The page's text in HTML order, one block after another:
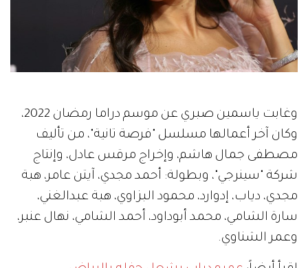
وغابت ياسمين صبري عن موسم دراما رمضان 2022،
وكان آخر أعمالها مسلسل "فرصة تانية"، من تأليف
مصطفى جمال هاشم، وإخراج ‏مرقس عادل، وإنتاج
شركة "سينرجي"، وبطولة: أحمد مجدي، آيتن عامر، هبة
مجدي، دياب، إدوارد، محمود البزاوي، هبة عبدالغني،
‏سارة الشامي، محمد أبوداود، أحمد الشامي، نهال عنبر،
وعمر الشناوي.